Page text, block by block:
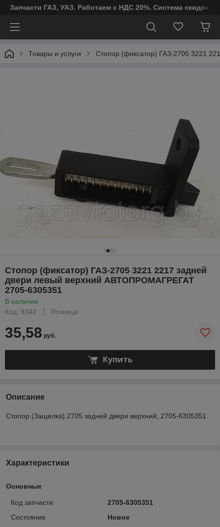
Запчасти ГАЗ, УАЗ. Работаем с НДС 20%. Система скидок
Товары и услуги Стопор (фиксатор) ГАЗ-2705 3221
Стопор (фиксатор) ГАЗ-2705 3221 2217 задней
двери левый верхний АВТОПРОМАГРЕГАТ
2705-6305351
В наличии
Код: 9342
Розница
35,58 руб.
Купить
Описание
Стопор (Защелка) 2705 задней двери верхний, 2705-6305351
Характеристики
Основные
Код запчасти
2705-6305351
Состояние
Новое